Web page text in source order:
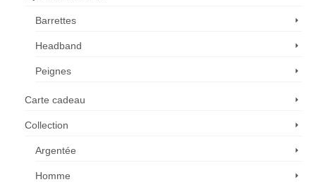
Barrettes
Headband
Peignes
Carte cadeau
Collection
Argentée
Homme